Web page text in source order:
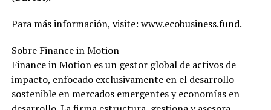
Para más información, visite: www.ecobusiness.fund.
Sobre Finance in Motion
Finance in Motion es un gestor global de activos de
impacto, enfocado exclusivamente en el desarrollo
sostenible en mercados emergentes y economías en